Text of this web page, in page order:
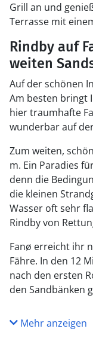
Grill an und
Terrasse mit
Rindby auf
weiten
Auf der schönen
Am besten bringt
hier traumhafte
wunderbar auf
Zum weiten,
m. Ein Paradies
denn die
die kleinen
Wasser oft sehr
Rindby von
Fanø erreicht ihr
Fähre. In den 12
nach den ersten
den Sandbänken
Mehr anzeigen